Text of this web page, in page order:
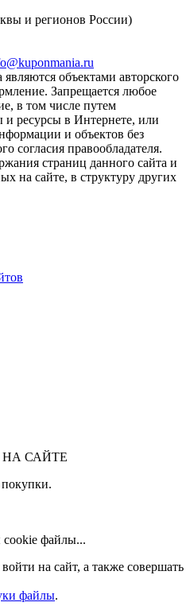
и регионов России)
объектами авторского
Запрещается любое
в том числе путем
и ресурсы в Интернете, или
и объектов без
согласия правообладателя.
страниц данного сайта и
на сайте, в структуру других
САЙТЕ
файлы...
на сайт, а также совершать
файлы.